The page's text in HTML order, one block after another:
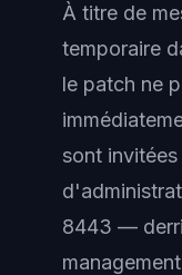
À titre de
temporaire
le patch ne
sont
8443 —